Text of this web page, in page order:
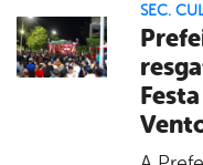
SEC.